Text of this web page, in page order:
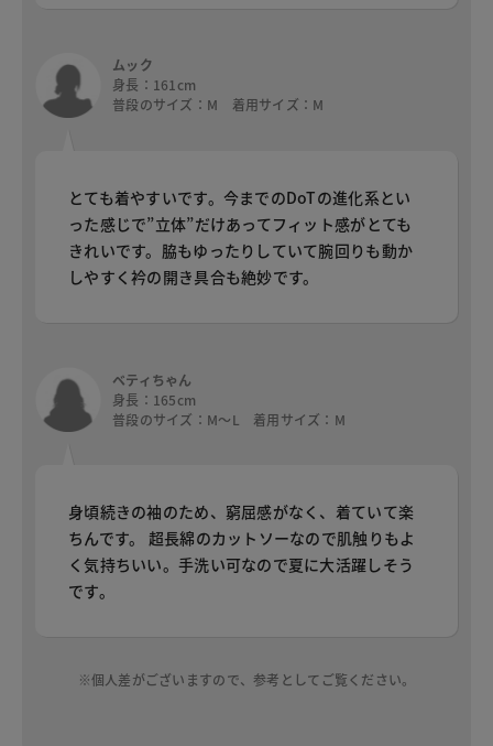
ムック
身長：161cm
普段のサイズ：M 着用サイズ：M
とても着やすいです。今までのDoTの進化系とい
った感じで”立体”だけあってフィット感がとても
きれいです。脇もゆったりしていて腕回りも動か
しやすく衿の開き具合も絶妙です。
ベティちゃん
身長：165cm
普段のサイズ：M～L 着用サイズ：M
身頃続きの袖のため、窮屈感がなく、着ていて楽
ちんです。 超長綿のカットソーなので肌触りもよ
く気持ちいい。手洗い可なので夏に大活躍しそう
です。
※個人差がございますので、参考としてご覧ください。